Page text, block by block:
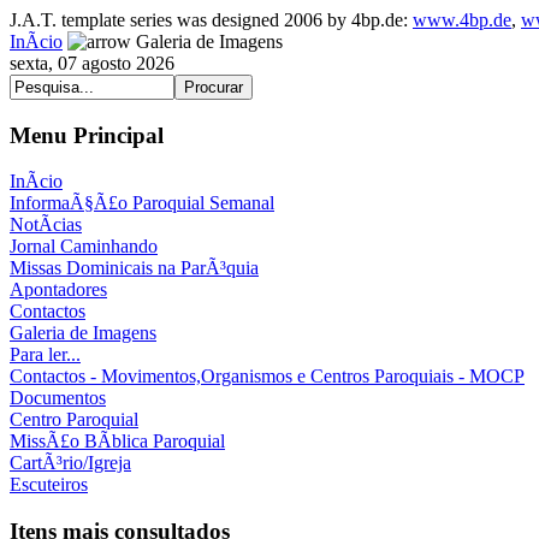
J.A.T. template series was designed 2006 by 4bp.de: www.4bp.de,
InÃ­cio
Galeria de Imagens
sexta, 07 agosto 2026
Menu Principal
InÃ­cio
InformaÃ§Ã£o Paroquial Semanal
NotÃ­cias
Jornal Caminhando
Missas Dominicais na ParÃ³quia
Apontadores
Contactos
Galeria de Imagens
Para ler...
Contactos - Movimentos,Organismos e Centros Paroquiais - MOCP
Documentos
Centro Paroquial
MissÃ£o BÃ­blica Paroquial
CartÃ³rio/Igreja
Escuteiros
Itens mais consultados